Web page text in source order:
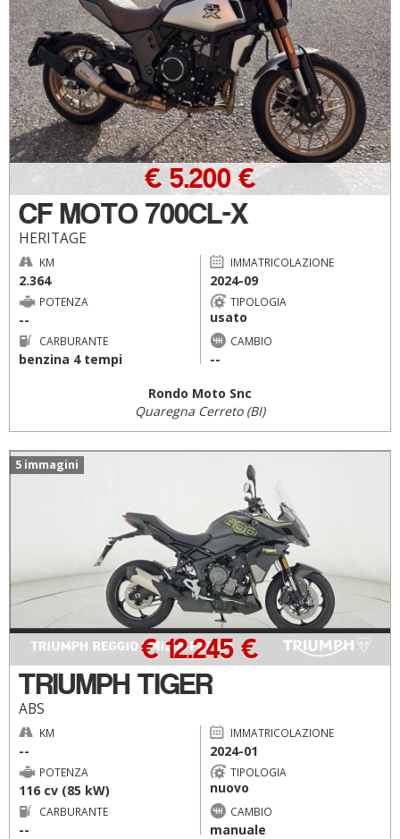
CF MOTO 700CL-X
HERITAGE
€ 5.200 €
KM
2.364
IMMATRICOLAZIONE
2024-09
POTENZA
--
TIPOLOGIA
usato
CARBURANTE
benzina 4 tempi
CAMBIO
--
Rondo Moto Snc
Quaregna Cerreto (BI)
5 immagini
TRIUMPH TIGER
ABS
€ 12.245 €
KM
--
IMMATRICOLAZIONE
2024-01
POTENZA
116 cv (85 kW)
TIPOLOGIA
nuovo
CARBURANTE
--
CAMBIO
manuale